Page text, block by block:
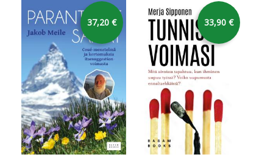
37,20 € 33,90 €